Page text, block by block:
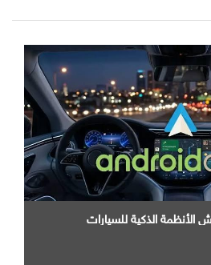
الأنظمة الذكية للسيارات